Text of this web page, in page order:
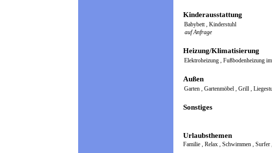
Kinderausstattung
Babybett, Kinderstuhl
auf Anfrage
Heizung/Klimatisierung
Elektroheizung , Fußbodenheizung
Außen
Garten , Gartenmöbel , Grill ,
Sonstiges
Urlaubsthemen
Familie , Relax , Schwimmen , Surfer